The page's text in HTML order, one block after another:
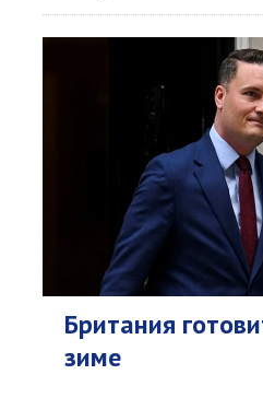
Британия
зиме